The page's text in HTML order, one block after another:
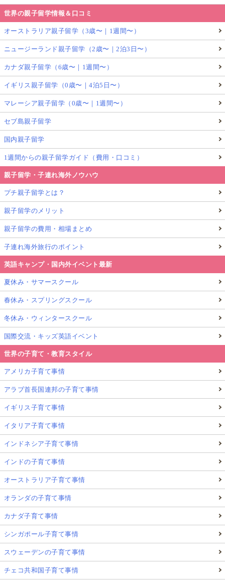
世界の親子留学情報＆口コミ
オーストラリア親子留学（3歳〜｜1週間〜）
ニュージーランド親子留学（2歳〜｜2泊3日〜）
カナダ親子留学（6歳〜｜1週間〜）
イギリス親子留学（0歳〜｜4泊5日〜）
マレーシア親子留学（0歳〜｜1週間〜）
セブ島親子留学
国内親子留学
1週間からの親子留学ガイド（費用・口コミ）
親子留学・子連れ海外ノウハウ
プチ親子留学とは？
親子留学のメリット
親子留学の費用・相場まとめ
子連れ海外旅行のポイント
英語キャンプ・国内外イベント最新
夏休み・サマースクール
春休み・スプリングスクール
冬休み・ウィンタースクール
国際交流・キッズ英語イベント
世界の子育て・教育スタイル
アメリカ子育て事情
アラブ首長国連邦の子育て事情
イギリス子育て事情
イタリア子育て事情
インドネシア子育て事情
インドの子育て事情
オーストラリア子育て事情
オランダの子育て事情
カナダ子育て事情
シンガポール子育て事情
スウェーデンの子育て事情
チェコ共和国子育て事情